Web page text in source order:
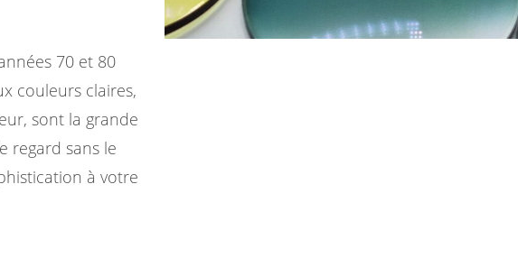
70 et 80
couleurs claires,
sont la grande
regard sans le
à votre